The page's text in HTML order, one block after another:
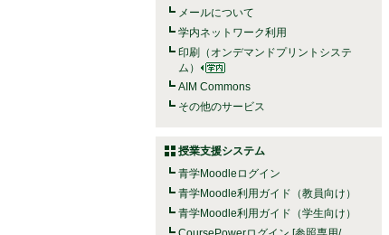
メールについて
学内ネットワーク利用
印刷（オンデマンドプリントシステ
ム）
AIM Commons
その他のサービス
授業支援システム
青学Moodleログイン
青学Moodle利用ガイド（教員向け）
青学Moodle利用ガイド（学生向け）